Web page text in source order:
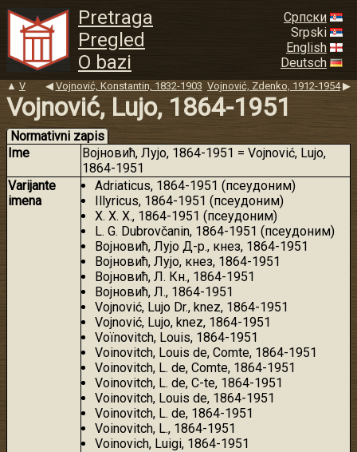
Pretraga
Pregled
O bazi
Српски
Srpski
English
Deutsch
▲ V ◀ Vojnović, Konstantin, 1832-1903 Vojnović, Zdenko, 1912-1954▶
Vojnović, Lujo, 1864-1951
Normativni zapis
Ime
Војновић, Лујо, 1864-1951 = Vojnović, Lujo,
1864-1951
Varijante
imena
Adriaticus, 1864-1951 (псеудоним)
Illyricus, 1864-1951 (псеудоним)
X. X. X., 1864-1951 (псеудоним)
L. G. Dubrovčanin, 1864-1951 (псеудоним)
Војновић, Лујо Д-р., кнез, 1864-1951
Војновић, Лујо, кнез, 1864-1951
Војновић, Л. Кн., 1864-1951
Војновић, Л., 1864-1951
Vojnović, Lujo Dr., knez, 1864-1951
Vojnović, Lujo, knez, 1864-1951
Voïnovitch, Louis, 1864-1951
Voinovitch, Louis de, Comte, 1864-1951
Voinovitch, L. de, Comte, 1864-1951
Voinovitch, L. de, C-te, 1864-1951
Voinovitch, Louis de, 1864-1951
Voinovitch, L. de, 1864-1951
Voinovitch, L., 1864-1951
Voinovich, Luigi, 1864-1951